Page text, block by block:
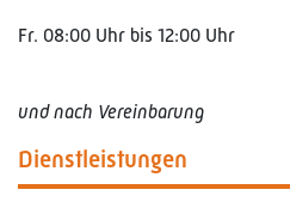
Fr. 08:00 Uhr bis 12:00 Uhr
und nach Vereinbarung
Dienstleistungen